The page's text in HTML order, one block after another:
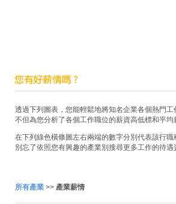
透過下列圖表，您能輕鬆地將知名企業各個熱門
不但為您分析了各個工作職位的薪資高低標和平
在下列綠色橫條圖左右兩端的數字分別代表該行
別忘了依照您有興趣的產業別搜尋更多工作的待遇
所有產業 >> 產業薪情